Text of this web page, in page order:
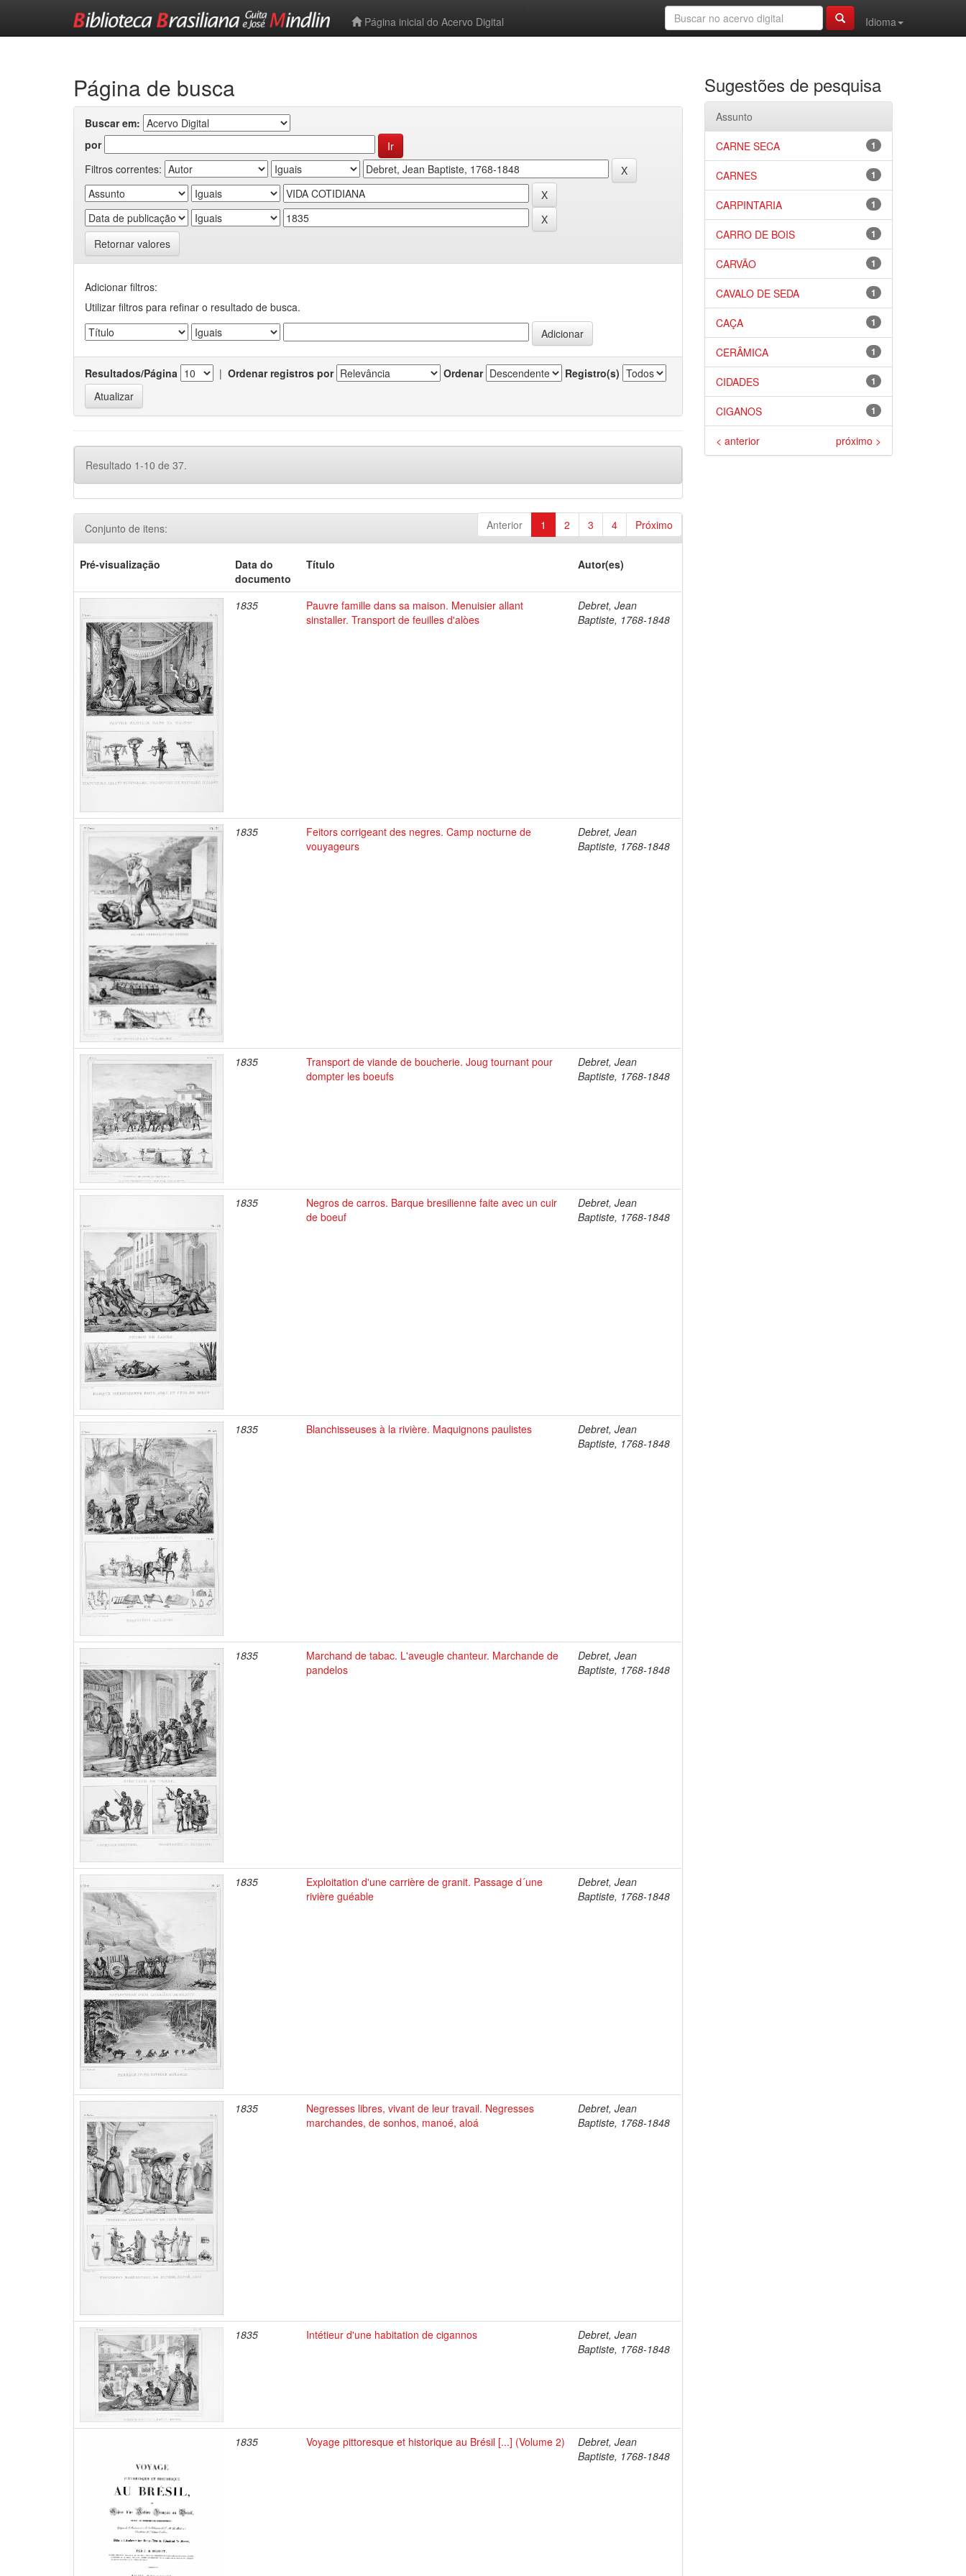
Página inicial do Acervo Digital
Idioma
Página de busca
Buscar em:
por
Filtros correntes:
Retornar valores
Adicionar filtros:
Utilizar filtros para refinar o resultado de busca.
Resultados/Página | Ordenar registros por Ordenar Registro(s)
Resultado 1-10 de 37.
Anterior 1 2 3 4 Próximo
Conjunto de itens:
Pré-visualização
Data do
documento
Título Autor(es)
1835
Pauvre famille dans sa maison. Menuisier allant
sinstaller. Transport de feuilles d'alòes
Debret, Jean
Baptiste, 1768-1848
1835
Feitors corrigeant des negres. Camp nocturne de
vouyageurs
Debret, Jean
Baptiste, 1768-1848
1835
Transport de viande de boucherie. Joug tournant pour
dompter les boeufs
Debret, Jean
Baptiste, 1768-1848
1835
Negros de carros. Barque bresilienne faite avec un cuir
de boeuf
Debret, Jean
Baptiste, 1768-1848
1835 Blanchisseuses à la rivière. Maquignons paulistes
Debret, Jean
Baptiste, 1768-1848
1835
Marchand de tabac. L'aveugle chanteur. Marchande de
pandelos
Debret, Jean
Baptiste, 1768-1848
1835
Exploitation d'une carrière de granit. Passage d´une
rivière guéable
Debret, Jean
Baptiste, 1768-1848
1835
Negresses libres, vivant de leur travail. Negresses
marchandes, de sonhos, manoé, aloá
Debret, Jean
Baptiste, 1768-1848
1835 Intétieur d'une habitation de cigannos
Debret, Jean
Baptiste, 1768-1848
1835 Voyage pittoresque et historique au Brésil [...] (Volume 2)
Debret, Jean
Baptiste, 1768-1848
Sugestões de pesquisa
Assunto
1
CARNE SECA
1
CARNES
1
CARPINTARIA
1
CARRO DE BOIS
1
CARVÃO
1
CAVALO DE SEDA
1
CAÇA
1
CERÂMICA
1
CIDADES
1
CIGANOS
< anterior próximo >